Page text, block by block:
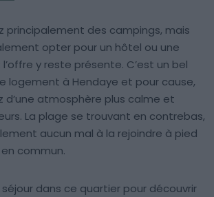
principalement des campings, mais
opter pour un hôtel ou une
y reste présente. C’est un bel
logement à Hendaye et pour cause,
d’une atmosphère plus calme et
La plage se trouvant en contrebas,
aucun mal à la rejoindre à pied
commun.
dans ce quartier pour découvrir